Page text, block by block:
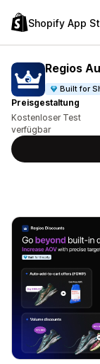
Shopify App
Regios
Built for
Preisgestaltung
Kostenloser Test
verfügbar